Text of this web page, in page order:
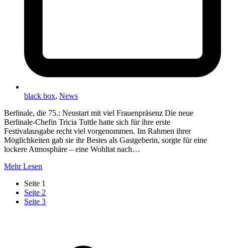
black box, News
Berlinale, die 75.: Neustart mit viel Frauenpräsenz Die neue
Berlinale-Chefin Tricia Tuttle hatte sich für ihre erste
Festivalausgabe recht viel vorgenommen. Im Rahmen ihrer
Möglichkeiten gab sie ihr Bestes als Gastgeberin, sorgte für eine
lockere Atmosphäre – eine Wohltat nach…
Mehr Lesen
Seite 1
Seite 2
Seite 3